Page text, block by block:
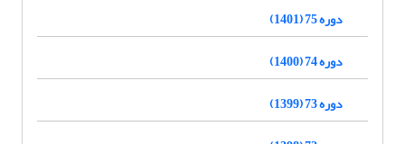
دوره 75 (1401)
دوره 74 (1400)
دوره 73 (1399)